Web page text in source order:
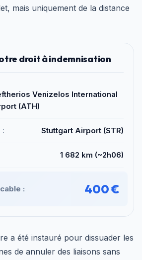
mais uniquement de la distance
droit à indemnisation
Venizelos International
(ATH)
: Stuttgart Airport (STR)
1 682 km (~2h06)
: 400 €
a été instauré pour dissuader les
de annuler des liaisons sans